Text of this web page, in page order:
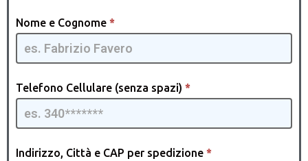
Paint
Pro
[IT] -
GQMIA
Nome e Cognome *
Telefono Cellulare (senza spazi) *
Indirizzo, Città e CAP per spedizione *